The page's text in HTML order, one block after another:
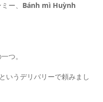
ー、 Bánh mì Huỳnh
つ。
いうデリバリーで頼みまし